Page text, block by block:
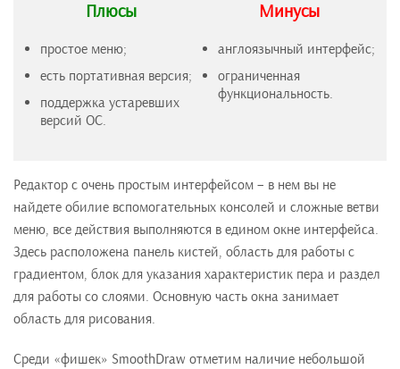
Плюсы
простое меню;
есть портативная версия;
поддержка устаревших
версий ОС.
Минусы
англоязычный интерфейс;
ограниченная
функциональность.
Редактор с очень простым интерфейсом – в нем вы не
найдете обилие вспомогательных консолей и сложные ветви
меню, все действия выполняются в едином окне интерфейса.
Здесь расположена панель кистей, область для работы с
градиентом, блок для указания характеристик пера и раздел
для работы со слоями. Основную часть окна занимает
область для рисования.
Среди «фишек» SmoothDraw отметим наличие небольшой